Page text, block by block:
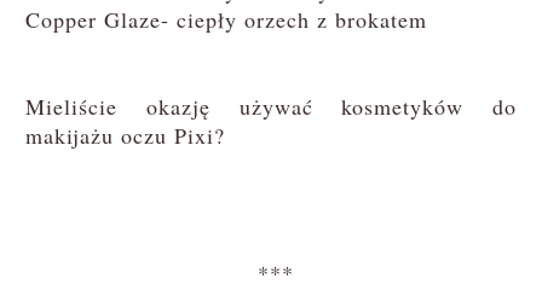
Copper Glaze- ciepły orzech z brokatem
Mieliście okazję używać kosmetyków do
makijażu oczu Pixi?
***